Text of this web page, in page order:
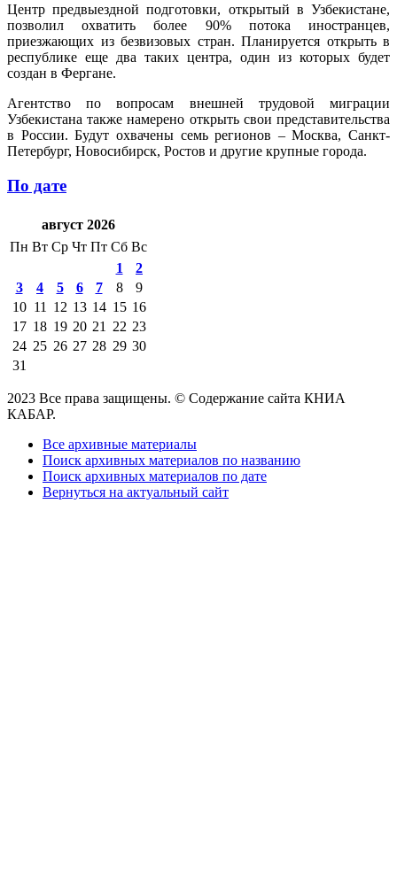
Центр предвыездной подготовки, открытый в Узбекистане,
позволил охватить более 90% потока иностранцев,
приезжающих из безвизовых стран. Планируется открыть в
республике еще два таких центра, один из которых будет
создан в Фергане.
Агентство по вопросам внешней трудовой миграции
Узбекистана также намерено открыть свои представительства
в России. Будут охвачены семь регионов – Москва, Санкт-
Петербург, Новосибирск, Ростов и другие крупные города.
По дате
август 2026
Пн Вт Ср Чт Пт Сб Вс
1
2
3
4 5 6 7 8
9
10 11 12 13 14 15 16
17 18 19 20 21 22 23
24 25 26 27 28 29 30
31
2023 Все права защищены. © Содержание сайта КНИА
КАБАР.
Все архивные материалы
Поиск архивных материалов по названию
Поиск архивных материалов по дате
Вернуться на актуальный сайт